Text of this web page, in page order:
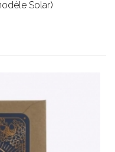
Solar)